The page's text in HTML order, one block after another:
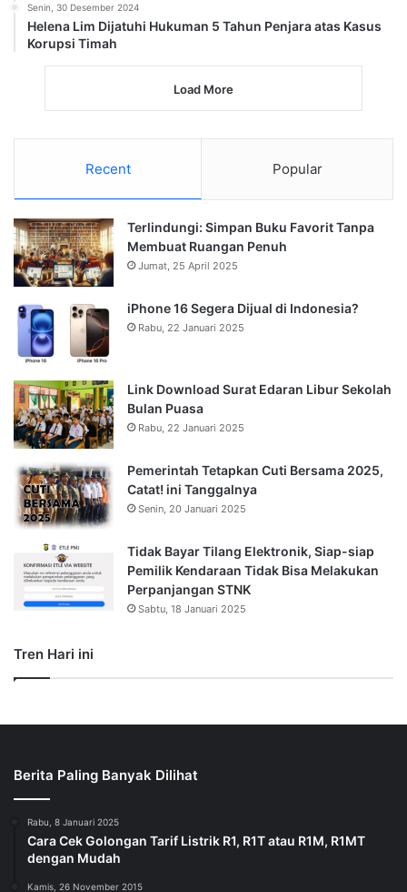
Senin, 30 Desember 2024
Helena Lim Dijatuhi Hukuman 5 Tahun Penjara atas Kasus
Korupsi Timah
Load More
Recent Popular
Terlindungi: Simpan Buku Favorit Tanpa
Membuat Ruangan Penuh
Jumat, 25 April 2025
iPhone 16 Segera Dijual di Indonesia?
Rabu, 22 Januari 2025
Link Download Surat Edaran Libur Sekolah
Bulan Puasa
Rabu, 22 Januari 2025
Pemerintah Tetapkan Cuti Bersama 2025,
Catat! ini Tanggalnya
Senin, 20 Januari 2025
Tidak Bayar Tilang Elektronik, Siap-siap
Pemilik Kendaraan Tidak Bisa Melakukan
Perpanjangan STNK
Sabtu, 18 Januari 2025
Tren Hari ini
Berita Paling Banyak Dilihat
Rabu, 8 Januari 2025
Cara Cek Golongan Tarif Listrik R1, R1T atau R1M, R1MT
dengan Mudah
Kamis, 26 November 2015